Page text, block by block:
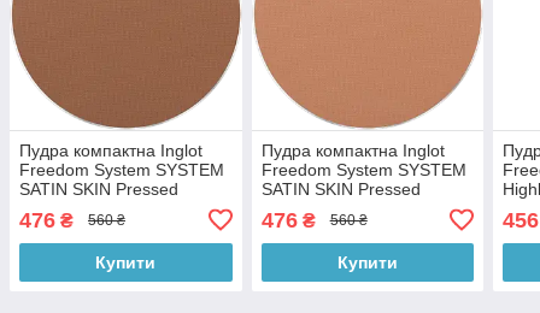
Пудра компактна Inglot
Freedom System SYSTEM
SATIN SKIN Pressed
476 ₴ 560 ₴
Купити
Пудра компактна Inglot
Freedom System SYSTEM
SATIN SKIN Pressed
476₴ 560 ₴
Купити
456